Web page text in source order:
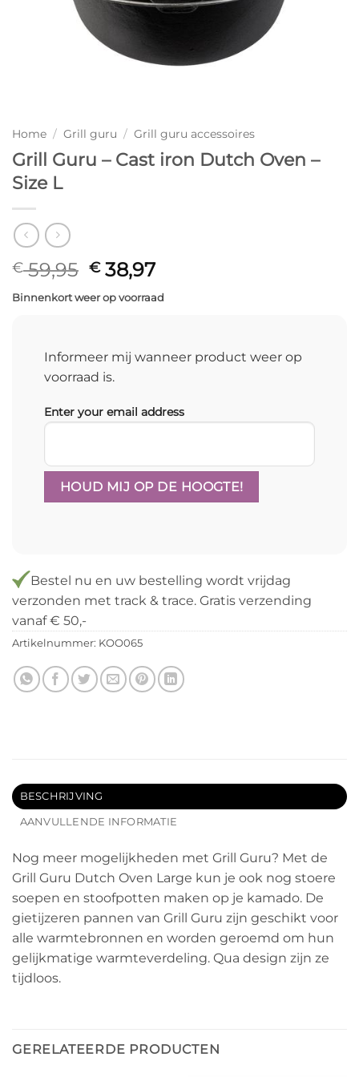
Home / Grill guru / Grill guru accessoires
Grill Guru – Cast iron Dutch Oven –
Size L
€59,95 Oorspronkelijke
was:
€38,97Huidige
prijs
is:
Binnenkort weer op voorraad
Informeer mij wanneer product weer op
voorraad is.
Enter your email address
Bestel nu en uw bestelling wordt vrijdag
verzonden met track & trace. Gratis verzending
vanaf € 50,-
Artikelnummer: KOO065
BESCHRIJVING
AANVULLENDE INFORMATIE
Nog meer mogelijkheden met Grill Guru? Met de
Grill Guru Dutch Oven Large kun je ook nog stoere
soepen en stoofpotten maken op je kamado. De
gietijzeren pannen van Grill Guru zijn geschikt voor
alle warmtebronnen en worden geroemd om hun
gelijkmatige warmteverdeling. Qua design zijn ze
tijdloos.
GERELATEERDE PRODUCTEN